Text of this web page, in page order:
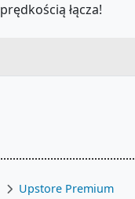
łącza!
Upstore Premium